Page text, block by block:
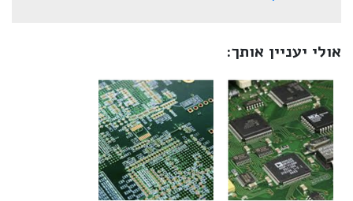
אולי יעניין אותך: